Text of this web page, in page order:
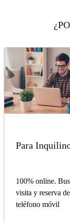
Para
100% online.
visita y reserva
teléfono móvil